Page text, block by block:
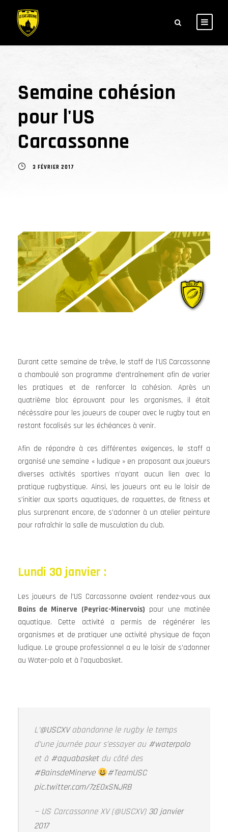
Semaine cohésion
pour l'US
Carcassonne
3 FÉVRIER 2017
Durant cette semaine de trêve, le staff de l’US Carcassonne
a chamboulé son programme d’entraînement afin de varier
les pratiques et de renforcer la cohésion. Après un
quatrième bloc éprouvant pour les organismes, il était
nécéssaire pour les joueurs de couper avec le rugby tout en
restant focalisés sur les échéances à venir.
Afin de répondre à ces différentes exigences, le staff a
organisé une semaine « ludique » en proposant aux joueurs
diverses activités sportives n’ayant aucun lien avec la
pratique rugbystique. Ainsi, les joueurs ont eu le loisir de
s’initier aux sports aquatiques, de raquettes, de fitness et
plus surprenant encore, de s’adonner à un atelier peinture
pour rafraîchir la salle de musculation du club.
Lundi 30 janvier :
Les joueurs de l’US Carcassonne avaient rendez-vous aux
Bains de Minerve (Peyriac-Minervois) pour une matinée
aquatique. Cette activité a permis de régénérer les
organismes et de pratiquer une activité physique de façon
ludique. Le groupe professionnel a eu le loisir de s’adonner
au Water-polo et à l’aquabasket.
L’@USCXVabandonne le rugby le temps
d’une journée pour s’essayer au #waterpolo
et à #aquabasketdu côté des
#BainsdeMinerve
#TeamUSC
pic.twitter.com/7zE0xSNJRB
— US Carcassonne XV (@USCXV) 30 janvier
2017